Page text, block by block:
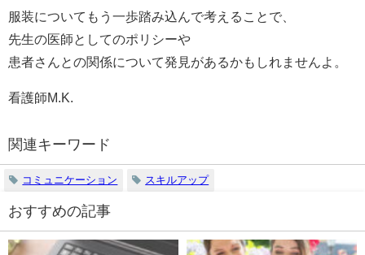
服装についてもう一歩踏み込んで考えることで、
先生の医師としてのポリシーや
患者さんとの関係について発見があるかもしれませんよ。
看護師M.K.
関連キーワード
コミュニケーション スキルアップ
おすすめの記事